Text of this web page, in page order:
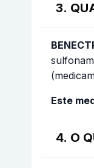
3.
Este
4. O